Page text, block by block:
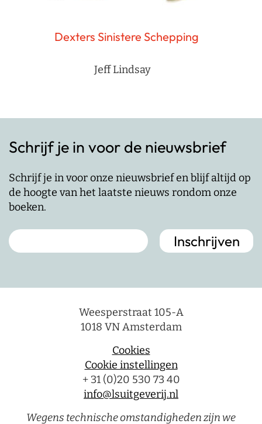
Dexters Sinistere Schepping
Jeff Lindsay
Schrijf je in voor de nieuwsbrief
Schrijf je in voor onze nieuwsbrief en blijf altijd op
de hoogte van het laatste nieuws rondom onze
boeken.
Weesperstraat 105-A
1018 VN Amsterdam
Cookies
Cookie instellingen
+ 31 (0)20 530 73 40
info@lsuitgeverij.nl
Wegens technische omstandigheden zijn we